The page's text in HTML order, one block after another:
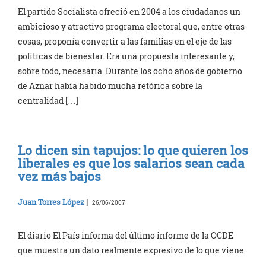
El partido Socialista ofreció en 2004 a los ciudadanos un
ambicioso y atractivo programa electoral que, entre otras
cosas, proponía convertir a las familias en el eje de las
políticas de bienestar. Era una propuesta interesante y,
sobre todo, necesaria. Durante los ocho años de gobierno
de Aznar había habido mucha retórica sobre la
centralidad […]
Lo dicen sin tapujos: lo que quieren los
liberales es que los salarios sean cada
vez más bajos
Juan Torres López | 26/06/2007
El diario El País informa del último informe de la OCDE
que muestra un dato realmente expresivo de lo que viene